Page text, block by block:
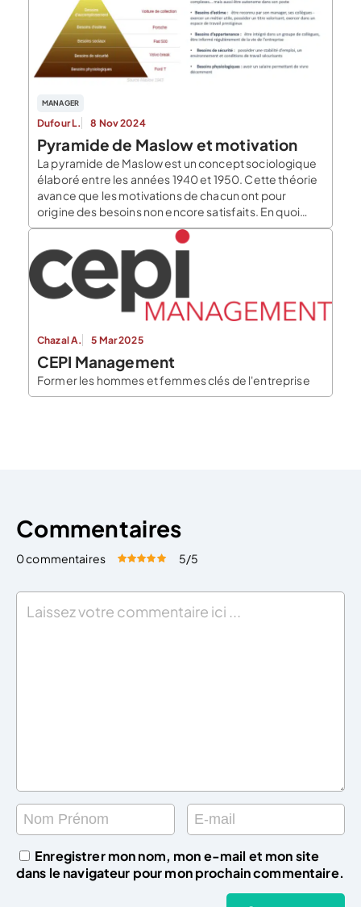
MANAGER
Dufour L. 8 Nov 2024
Pyramide de Maslow et motivation
La pyramide de Maslow est un concept sociologique
élaboré entre les années 1940 et 1950. Cette théorie
avance que les motivations de chacun ont pour
origine des besoins non encore satisfaits. En quoi
consiste-t-elle exactement ? Peut-on l’appliquer
dans le cadre de sa politique de management au sein
de l’entreprise ? Éléments de réponse. Comment […]
Chazal A. 5 Mar 2025
CEPI Management
Former les hommes et femmes clés de l'entreprise
Commentaires
0 commentaires Évaluez cet article:
5/5
Enregistrer mon nom, mon e-mail et mon site
dans le navigateur pour mon prochain commentaire.